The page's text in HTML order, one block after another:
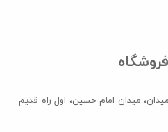
میدان امام حسین، اول راه قدیم